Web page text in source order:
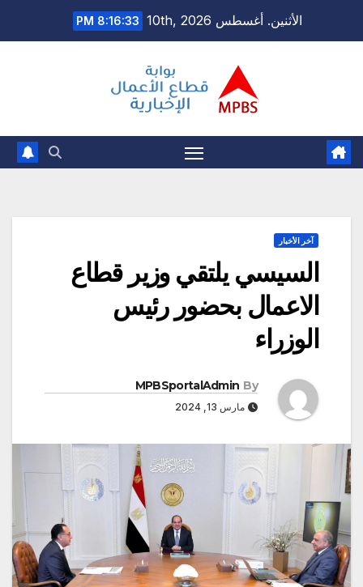
الأثنين. أغسطس 10th, 2026 8:16:34 PM
آخر الأخبار
السيسي يلتقي وزير قطاع
الاعمال بحضور رئيس
الوزراء
By
MPBSportalAdmin
مارس 13, 2024